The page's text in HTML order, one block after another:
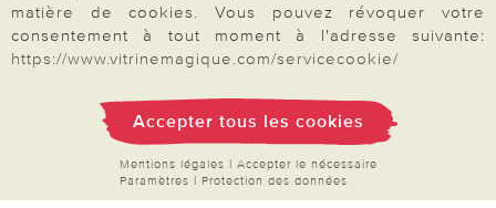
À propos de nous
Besoin d'aide?
matière de cookies. Vous pouvez révoquer votre
consentement à tout moment à l'adresse suivante:
https://www.vitrinemagique.com/servicecookie/
Accepter tous les cookies
Mentions légales | Accepter le nécessaire
Paramètres | Protection des données